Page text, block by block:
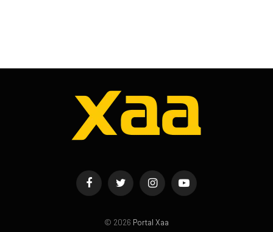
FacebookTwitter InstagramYouTube
© 2026 Portal Xaa